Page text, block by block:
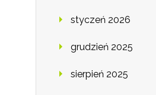
styczeń 2026
grudzień 2025
sierpień 2025